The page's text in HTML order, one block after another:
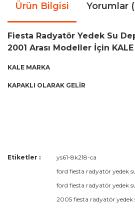
Ürün Bilgisi Yorumlar
Fiesta Radyatör Yedek Su
2001 Arası Modeller İçin KALE
KALE MARKA
KAPAKLI OLARAK GELİR
Bu ürüne ilk yorumu
Yorum Yaz
Bu ürünün fiyat bilgisi, resim, ürün
kullanarak tarafımıza iletebilirsiniz.
Görüş ve önerileriniz için teşekkür
Etiketler :
ys61-8k218-ca
ford fiesta radyatör yedek
ford fiesta radyatör yedek
2005 fiesta radyatör yedek